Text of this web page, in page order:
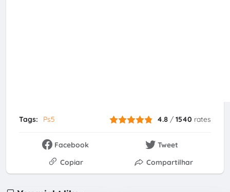
Tags: Ps5 4.8 /1540 rates
Facebook
Tweet
Copiar
Compartilhar